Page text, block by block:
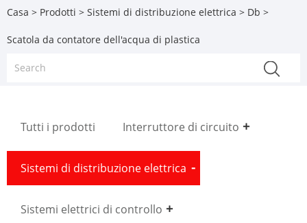
Casa > Prodotti > Sistemi di distribuzione elettrica > Db >
Scatola da contatore dell'acqua di plastica
Tutti i prodotti Interruttore di circuito
Sistemi di distribuzione elettrica
Sistemi elettrici di controllo